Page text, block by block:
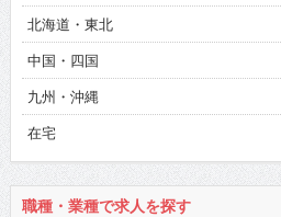
北海道・東北
中国・四国
九州・沖縄
在宅
職種・業種で求人を探す